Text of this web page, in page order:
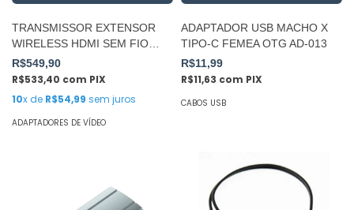
TRANSMISSOR EXTENSOR
WIRELESS HDMI SEM FIO
1080P 60HZ PRETO
R$549,90
R$533,40 com PIX
10x de R$54,99 sem juros
ADAPTADORES DE VÍDEO
ADAPTADOR USB MACHO X
TIPO-C FEMEA OTG AD-013
R$11,99
R$11,63 com PIX
CABOS USB